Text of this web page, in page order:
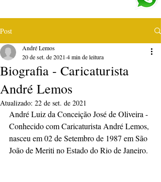
BRASIL
Post
Biografia - Caricaturista
André Lemos
André Lemos
20 de set. de 2021 4 min de leitura
Atualizado: 22 de set. de 2021
André Luiz da Conceição José de Oliveira -
Conhecido com Caricaturista André Lemos,
nasceu em 02 de Setembro de 1987 em São
João de Meriti no Estado do Rio de Janeiro.